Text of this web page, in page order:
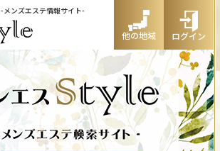
-メンズエステ情報サイト-
他の地域 ログイン